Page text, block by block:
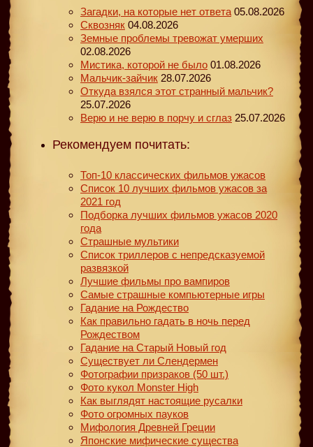
Загадки, на которые нет ответа 05.08.2026
Сквозняк 04.08.2026
Земные проблемы тревожат умерших
02.08.2026
Мистика, которой не было 01.08.2026
Мальчик-зайчик 28.07.2026
Откуда взялся этот странный мальчик?
25.07.2026
Верю и не верю в порчу и сглаз 25.07.2026
Рекомендуем почитать:
Топ-10 классических фильмов ужасов
Список 10 лучших фильмов ужасов за
2021 год
Подборка лучших фильмов ужасов 2020
года
Страшные мультики
Список триллеров с непредсказуемой
развязкой
Лучшие фильмы про вампиров
Самые страшные компьютерные игры
Гадание на Рождество
Как правильно гадать в ночь перед
Рождеством
Гадание на Старый Новый год
Существует ли Слендермен
Фотографии призраков (50 шт.)
Фото кукол Monster High
Как выглядят настоящие русалки
Фото огромных пауков
Мифология Древней Греции
Японские мифические существа